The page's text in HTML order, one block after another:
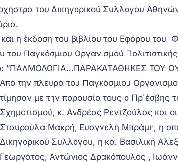
του Δικηγορικού Συλλόγου
η έκδοση του βιβλίου του Εφόρου
του Παγκόσμιου Οργανισμού
”ΠΑΛΜΟΛΟΓΙΑ…ΠΑΡΑΚΑΤΑΘΗΚΕΣ ΤΟΥ
Από την πλευρά του Παγκόσμιου
τίμησαν με την παρουσία τους ο Πρ΄έσβης
Σχηματισμού, κ. Ανδρέας Ρεντζούλας και
Σταυρούλα Μακρή, Ευαγγελή Μπράμη, η
Δικηγορικού Συλλόγου, η κα. Βασιλική
Γεωργάτος, Αντώνιος Δρακόπουλος ,